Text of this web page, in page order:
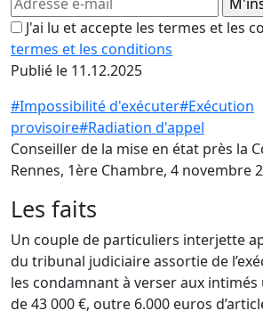
Publié le 11.12.2025
#Impossibilité d'exécuter#Exécution
provisoire#Radiation d'appel
Conseiller de la mise en état près la
Rennes, 1ère Chambre, 4 novembre
Les faits
Un couple de particuliers interjette
du tribunal judiciaire assortie de
les condamnant à verser aux
de 43 000 €, outre 6.000 euros
J'ai lu et accepte les termes et les
termes et les conditions